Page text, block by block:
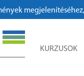
megjelenítéséhez,
KURZUSOK